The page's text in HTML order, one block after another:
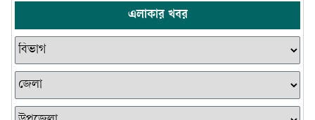
এলাকার খবর